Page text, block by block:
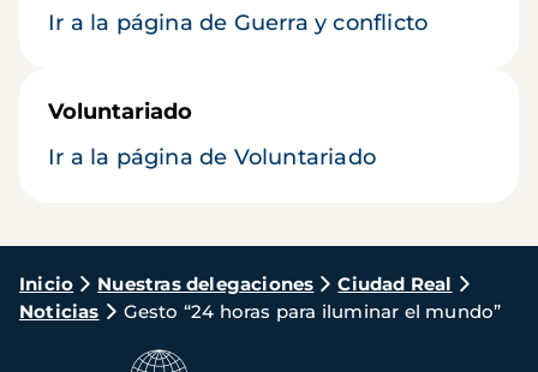
Ir a la página de Guerra y conflicto
Voluntariado
Ir a la página de Voluntariado
Ruta
de
navegación
Inicio Nuestras delegaciones
Ciudad Real
Noticias
Gesto “24 horas para iluminar el mundo”